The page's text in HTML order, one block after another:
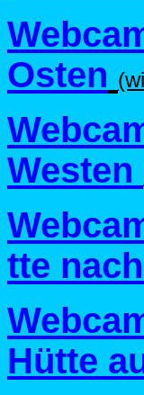
Osten
Westen
tte
Hütte